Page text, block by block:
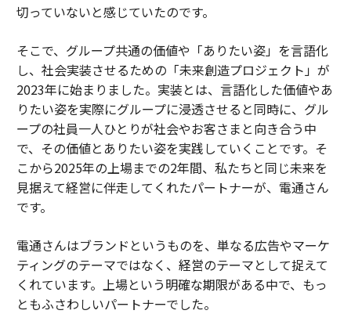
切っていないと感じていたのです。
そこで、グループ共通の価値や「ありたい姿」を言語化
し、社会実装させるための「未来創造プロジェクト」が
2023年に始まりました。実装とは、言語化した価値やあ
りたい姿を実際にグループに浸透させると同時に、グル
ープの社員一人ひとりが社会やお客さまと向き合う中
で、その価値とありたい姿を実践していくことです。そ
こから2025年の上場までの2年間、私たちと同じ未来を
見据えて経営に伴走してくれたパートナーが、電通さん
です。
電通さんはブランドというものを、単なる広告やマーケ
ティングのテーマではなく、経営のテーマとして捉えて
くれています。上場という明確な期限がある中で、もっ
ともふさわしいパートナーでした。